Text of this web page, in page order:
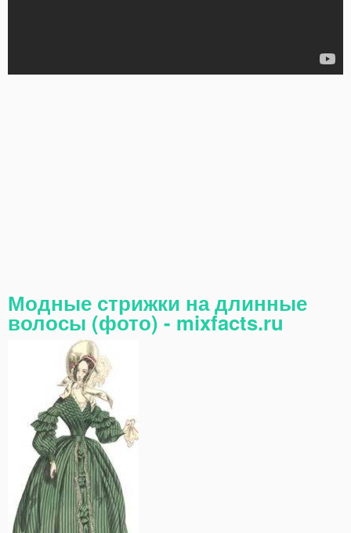
Модные стрижки на длинные
волосы (фото) - mixfacts.ru